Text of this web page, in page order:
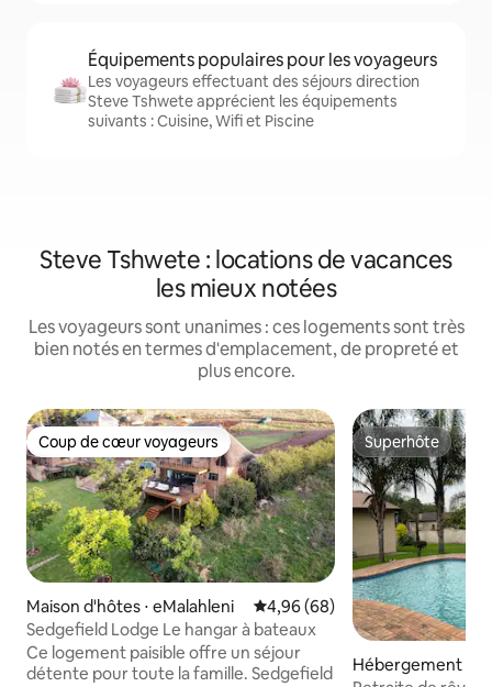
Équipements populaires pour les voyageurs
Les voyageurs effectuant des séjours direction
Steve Tshwete apprécient les équipements
suivants : Cuisine, Wifi et Piscine
Steve Tshwete : locations de vacances
les mieux notées
Les voyageurs sont unanimes : ces logements sont très
bien notés en termes d'emplacement, de propreté et
plus encore.
Coup de cœur voyageurs
Coup de cœur voyageurs
Maison d'hôtes ⋅ eMalahleni Évaluation moyenne sur la
4,96 (68)
Sedgefield Lodge Le hangar à bateaux
Ce logement paisible offre un séjour
détente pour toute la famille. Sedgefield
Superhôte
Superhôte
Hébergement ⋅